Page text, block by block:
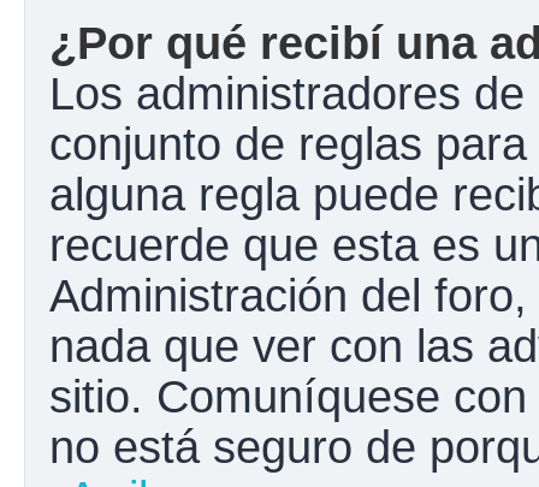
¿Por qué recibí una
Los administradores
conjunto de reglas
alguna regla puede
recuerde que esta es
Administración del
nada que ver con las
sitio. Comuníquese
no está seguro de